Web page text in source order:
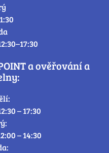
a ověřování a
– 17:30
– 14:30